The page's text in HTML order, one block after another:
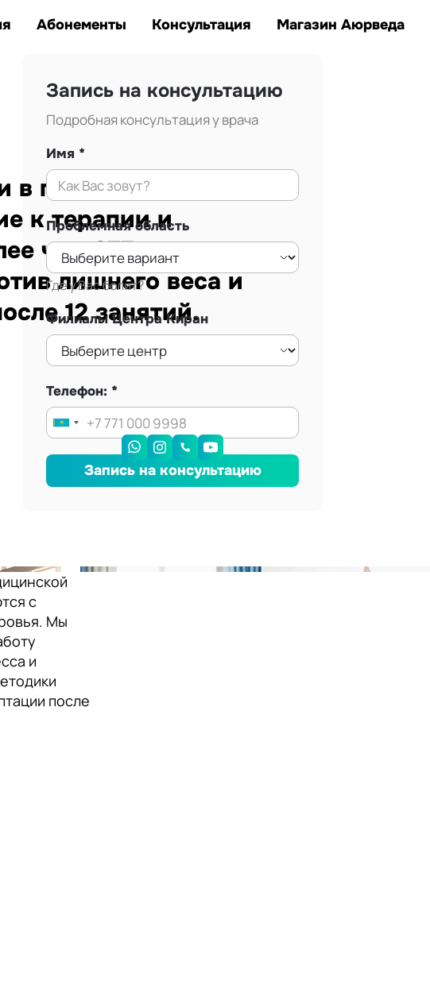
Абонементы Консультация Магазин Аюрведа
Запись на консультацию
Подробная консультация у врача
Имя
Проблемная область
Где у Вас болит?
Филиалы Центра Киран
Телефон:
Запись на консультацию
в г. Алматы.
к терапии и
чем 875
лишнего веса и
12 занятий.
с
Мы
и
после